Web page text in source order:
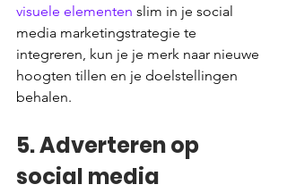
visuele elementen slim in je social
media marketingstrategie te
integreren, kun je je merk naar nieuwe
hoogten tillen en je doelstellingen
behalen.
5. Adverteren op
social media